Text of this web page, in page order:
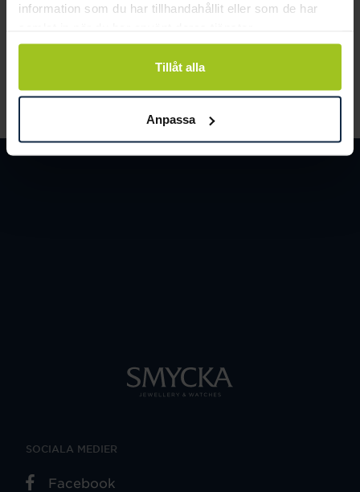
information som du har tillhandahållit eller som de har
Tillåt alla
Anpassa
samhälle och värnar om miljö, resurser
och människor.
LÄS MER
SOCIALA MEDIER
Facebook